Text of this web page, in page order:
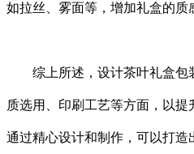
如拉丝、雾面等，增加礼盒的质
综上所述，设计茶叶礼盒包
质选用、印刷工艺等方面，以提
通过精心设计和制作，可以打造